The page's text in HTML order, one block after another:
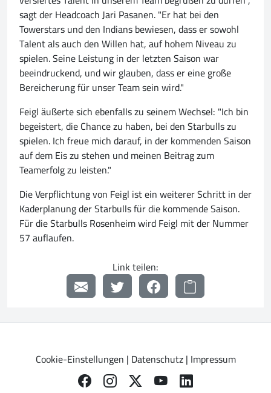
sagt der Headcoach Jari Pasanen. "Er hat bei den
Towerstars und den Indians bewiesen, dass er sowohl
Talent als auch den Willen hat, auf hohem Niveau zu
spielen. Seine Leistung in der letzten Saison war
beeindruckend, und wir glauben, dass er eine große
Bereicherung für unser Team sein wird."
Feigl äußerte sich ebenfalls zu seinem Wechsel: "Ich bin
begeistert, die Chance zu haben, bei den Starbulls zu
spielen. Ich freue mich darauf, in der kommenden Saison
auf dem Eis zu stehen und meinen Beitrag zum
Teamerfolg zu leisten."
Die Verpflichtung von Feigl ist ein weiterer Schritt in der
Kaderplanung der Starbulls für die kommende Saison.
Für die Starbulls Rosenheim wird Feigl mit der Nummer
57 auflaufen.
Link teilen:
Cookie-Einstellungen | Datenschutz| Impressum